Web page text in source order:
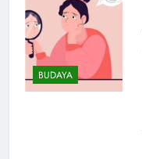
BUDAYA